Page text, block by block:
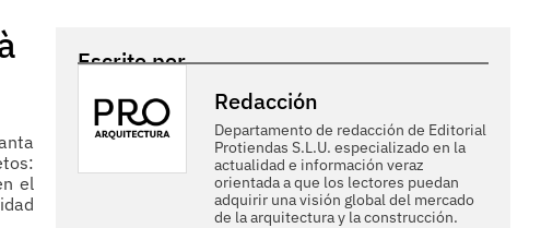
el
Escrito por
Redacción
Departamento de redacción de Editorial
Protiendas S.L.U. especializado en la
actualidad e información veraz
orientada a que los lectores puedan
adquirir una visión global del mercado
de la arquitectura y la construcción.